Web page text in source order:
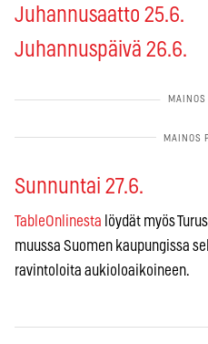
Juhannusaatto 25.6.
Juhannuspäivä 26.6.
Sunnuntai 27.6.
TableOnlinesta löydät myös
muussa Suomen kaupungissa
ravintoloita aukioloaikoineen.